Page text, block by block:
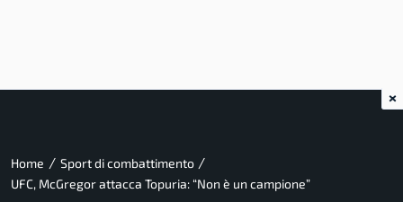
Home / Sport di combattimento /
UFC, McGregor attacca Topuria: “Non è un campione”
×